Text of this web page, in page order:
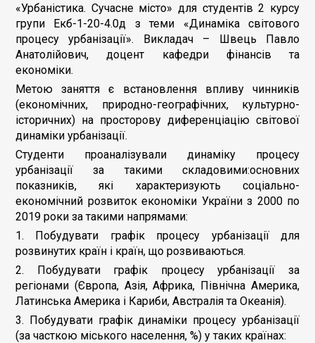
«Урбаністика. Сучасне місто» для студентів 2 курсу
групи Екб-1-20-4.0д з теми «Динаміка світового
процесу урбанізації». Викладач – Швець Павло
Анатолійович, доцент кафедри фінансів та
економіки.
Метою заняття є встановлення впливу чинників
(економічних, природно-географічних, культурно-
історичних) на просторову диференціацію світової
динаміки урбанізації.
Студенти проаналізували динаміку процесу
урбанізації за такими складовими:основних
показників, які характеризують соціально-
економічний розвиток економіки України з 2000 по
2019 роки за такими напрямами:
1. Побудувати графік процесу урбанізації для
розвинутих країн і країн, що розвиваються.
2. Побудувати графік процесу урбанізації за
регіонами (Європа, Азія, Африка, Північна Америка,
Латинська Америка і Кариби, Австралія та Океанія).
3. Побудувати графік динаміки процесу урбанізації
(за часткою міського населення, %) у таких країнах: